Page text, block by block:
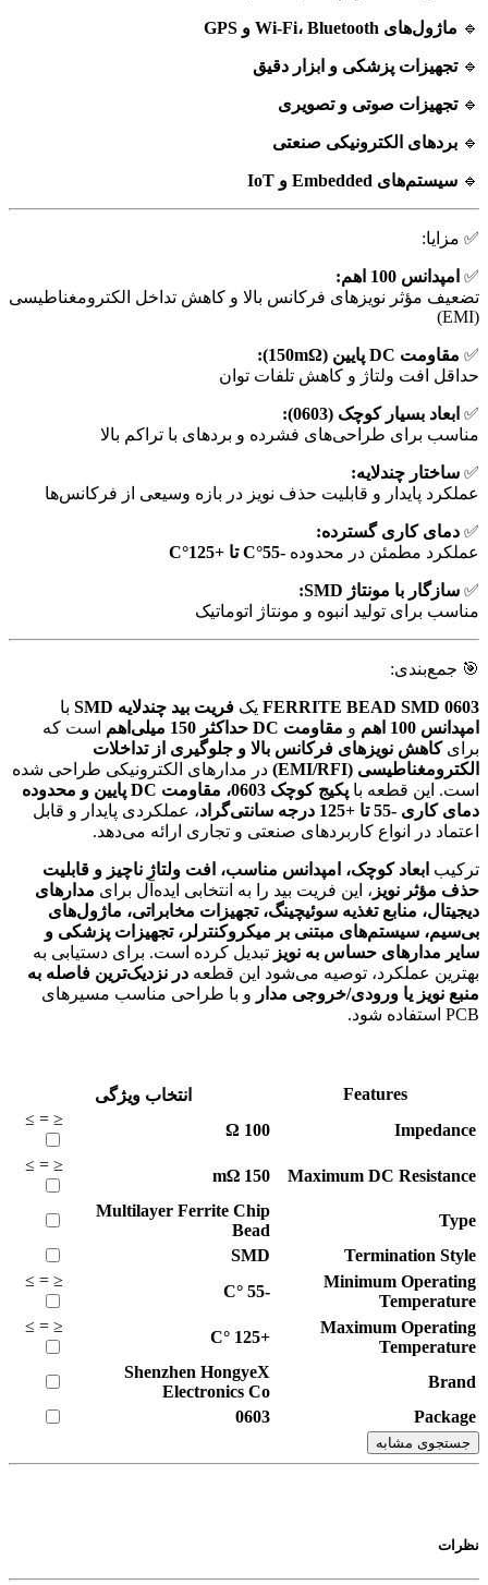
🔹 ماژول‌های Wi-Fi، Bluetooth و GPS
🔹تجهیزات پزشکی و ابزار دقیق
🔹تجهیزات صوتی و تصویری
🔹 بردهای الکترونیکی صنعتی
🔹 سیستم‌های Embedded و IoT
✅ مزایا:
✅ امپدانس 100 اهم:
تضعیف مؤثر نویزهای فرکانس بالا و کاهش تداخل الکترومغناطیسی
(EMI)
✅ مقاومت DC پایین (150mΩ):
حداقل افت ولتاژ و کاهش تلفات توان
✅ ابعاد بسیار کوچک (0603):
مناسب برای طراحی‌های فشرده و بردهای با تراکم بالا
✅ ساختار چندلایه:
عملکرد پایدار و قابلیت حذف نویز در بازه وسیعی از فرکانس‌ها
✅ دمای کاری گسترده:
عملکرد مطمئن در محدوده -55°C تا +125°C
✅ سازگار با مونتاژ SMD:
مناسب برای تولید انبوه و مونتاژ اتوماتیک
🎯 جمع‌بندی:
FERRITE BEAD SMD 0603 یک فریت بید چندلایه SMD
با
امپدانس 100 اهم
و مقاومت DC حداکثر 150 میلی‌اهم
است که
برایکاهش نویزهای فرکانس بالا و جلوگیری از تداخلات
الکترومغناطیسی (EMI/RFI)
در مدارهای الکترونیکی طراحی شده
است. این قطعه با
پکیج کوچک 0603، مقاومت DC پایین و محدوده
دمای کاری -55 تا +125 درجه سانتی‌گراد
، عملکردی پایدار و قابل
اعتماد در انواع کاربردهای صنعتی و تجاری ارائه می‌دهد.
ترکیب ابعاد کوچک، امپدانس مناسب، افت ولتاژ ناچیز و قابلیت
حذف مؤثر نویز ، این فریت بید را به انتخابی ایده‌آل برای مدارهای
دیجیتال، منابع تغذیه سوئیچینگ، تجهیزات مخابراتی، ماژول‌های
بی‌سیم، سیستم‌های مبتنی بر میکروکنترلر، تجهیزات پزشکی و
سایر مدارهای حساس به نویز تبدیل کرده است. برای دستیابی به
بهترین عملکرد، توصیه می‌شود این قطعه در نزدیک‌ترین فاصله به
منبع نویز یا ورودی/خروجی مدار و با طراحی مناسب مسیرهای
PCB استفاده شود.
Features
انتخاب ویژگی
Impedance
100
Ω
≤
=
≥
Maximum DC Resistance
150
mΩ
≤
=
≥
Type
Multilayer Ferrite Chip
Bead
Termination Style
SMD
Minimum Operating
Temperature
-55
°C
≤
=
≥
Maximum Operating
Temperature
+125
°C
≤
=
≥
Brand
Shenzhen HongyeX
Electronics Co
Package
0603
جستجوی مشابه
نظرات